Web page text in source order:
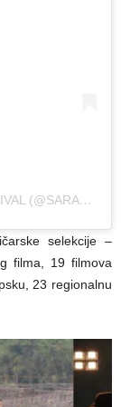
A POST SHARED BY SARAJEVO FILM FESTIVAL (@SARAJEVOFILMFESTIVAL)
selekcije –
filma, 19 filmova
23 regionalnu